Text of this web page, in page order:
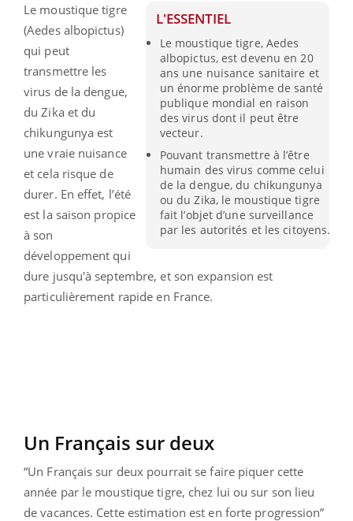
L'ESSENTIEL
Le moustique tigre, Aedes
albopictus, est devenu en 20
ans une nuisance sanitaire et
un énorme problème de santé
publique mondial en raison
des virus dont il peut être
vecteur.
Pouvant transmettre à l’être
humain des virus comme celui
de la dengue, du chikungunya
ou du Zika, le moustique tigre
fait l’objet d’une surveillance
par les autorités et les citoyens.
Le moustique tigre
(Aedes albopictus)
qui peut
transmettre les
virus de la dengue,
du Zika et du
chikungunya est
une vraie nuisance
et cela risque de
durer. En effet, l’été
est la saison propice
à son
développement qui
dure jusqu'à septembre, et son expansion est
particulièrement rapide en France.
Un Français sur deux
“Un Français sur deux pourrait se faire piquer cette
année par le moustique tigre, chez lui ou sur son lieu
de vacances. Cette estimation est en forte progression”